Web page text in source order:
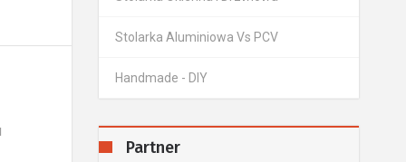
Stolarka Aluminiowa Vs PCV
Handmade - DIY
Partner